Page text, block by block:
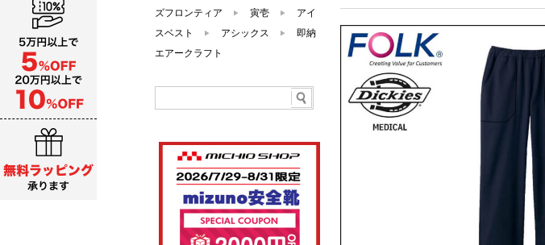
ズフロンティア
寅壱
アイ
スベスト
アシックス
即納
エアークラフト